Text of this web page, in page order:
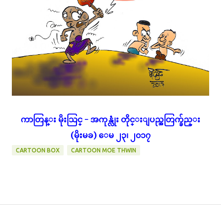
ကာတြန္း မိုးသြင္ - အကုန္လုံး တိုင္းျပည္အတြက္ခ်ည္း
(မိုးမခ) ေမ ၂၃၊ ၂၀၁၇
CARTOON BOX CARTOON MOE THWIN